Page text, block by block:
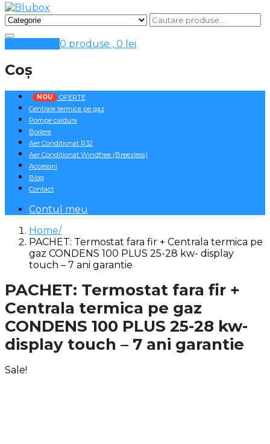
0 produse , 0 lei
Coș
NOU OFERTE
Centrale termice pe gaz
Pompe caldura
Boilere
Aer Conditionat R32
Aer Conditionat Windfree (Breezless)
Accesorii
Blog
Contact
Contul meu
Home
PACHET: Termostat fara fir + Centrala termica pe
gaz CONDENS 100 PLUS 25-28 kw- display
touch – 7 ani garantie
PACHET: Termostat fara fir +
Centrala termica pe gaz
CONDENS 100 PLUS 25-28 kw-
display touch – 7 ani garantie
Sale!